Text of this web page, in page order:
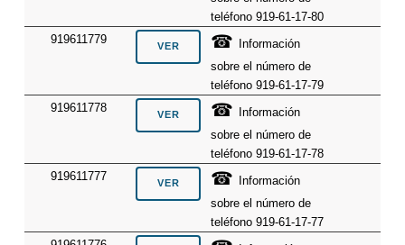
teléfono 919-61-17-80
919611779
☎
Información
sobre el número de
teléfono 919-61-17-79
919611778
☎
Información
sobre el número de
teléfono 919-61-17-78
919611777
☎
Información
sobre el número de
teléfono 919-61-17-77